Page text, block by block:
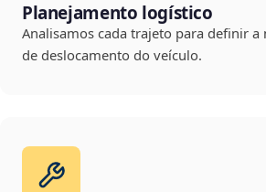
Planejamento logístico
Analisamos cada trajeto para definir a
de deslocamento do veículo.